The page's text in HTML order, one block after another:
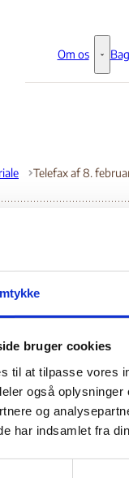
bruger cookies
til at tilpasse vores
også
og
har indsamlet fra
Om os Om
Bosnien-
UNHCRs telefax
Download